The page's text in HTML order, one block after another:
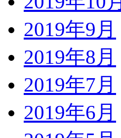
2019年9月
2019年8月
2019年7月
2019年6月